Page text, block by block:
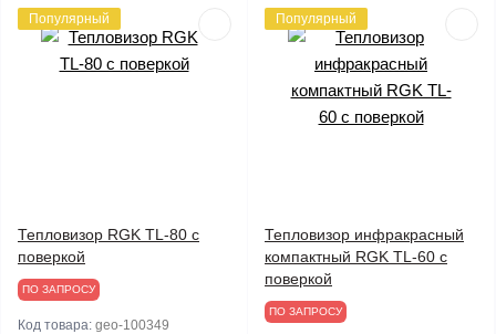
Популярный
Тепловизор RGK TL-80 с
поверкой
ПО ЗАПРОСУ
Код товара: geo-100349
Популярный
Тепловизор инфракрасный
компактный RGK TL-60 с
поверкой
ПО ЗАПРОСУ